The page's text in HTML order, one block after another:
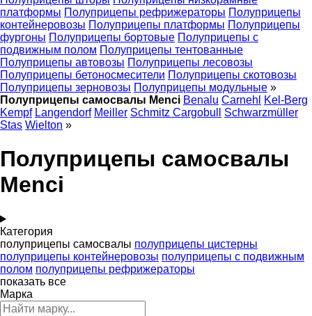
платформы Полуприцепы рефрижераторы Полуприцепы
контейнеровозы Полуприцепы платформы Полуприцепы
фургоны Полуприцепы бортовые Полуприцепы с
подвижным полом Полуприцепы тентованные
Полуприцепы автовозы Полуприцепы лесовозы
Полуприцепы бетоносмесители Полуприцепы скотовозы
Полуприцепы зерновозы Полуприцепы модульные »
Полуприцепы самосвалы Menci Benalu Carnehl
Kel-Berg
Kempf Langendorf Meiller Schmitz Cargobull
Schwarzmüller
Stas Wielton »
Полуприцепы самосвалы
Menci
Категория
полуприцепы самосвалы полуприцепы цистерны
полуприцепы контейнеровозы полуприцепы с подвижным
полом полуприцепы рефрижераторы
показать все
Марка